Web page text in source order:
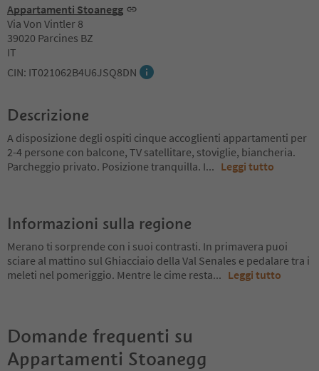
Appartamenti Stoanegg
Via Von Vintler 8
39020 Parcines BZ
IT
CIN: IT021062B4U6JSQ8DN
Descrizione
A disposizione degli ospiti cinque accoglienti appartamenti per
2-4 persone con balcone, TV satellitare, stoviglie, biancheria.
Parcheggio privato. Posizione tranquilla. I... Leggi tutto
Informazioni sulla regione
Merano ti sorprende con i suoi contrasti. In primavera puoi
sciare al mattino sul Ghiacciaio della Val Senales e pedalare tra i
meleti nel pomeriggio. Mentre le cime resta... Leggi tutto
Domande frequenti su
Appartamenti Stoanegg